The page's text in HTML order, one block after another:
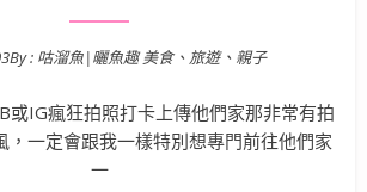
Posted on
By : 咕溜魚|曬魚趣 美食、旅遊、親子
或IG瘋狂拍照打卡上傳他們家那非常有拍
，一定會跟我一樣特別想專門前往他們家
一